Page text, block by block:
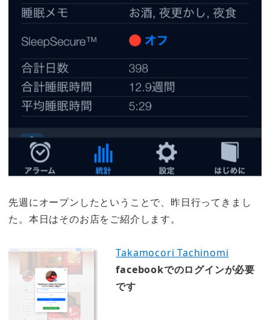
先週にオープンしたということで、昨日行ってきまし
た。本日はそのお店をご紹介します。
Takamocori Tachinomi
facebookでのログインが必要
です